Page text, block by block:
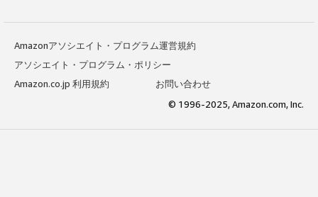
Amazonアソシエイト・プログラム運営規約
アソシエイト・プログラム・ポリシー
Amazon.co.jp 利用規約
お問い合わせ
© 1996-2025, Amazon.com, Inc.